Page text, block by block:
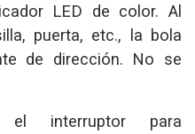
LED de color. Al
puerta, etc., la bola
de dirección. No se
el interruptor para